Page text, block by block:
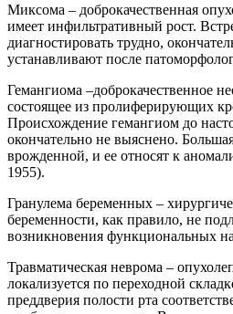
Миксома – доброкачественная
имеет инфильтративный рост.
диагностировать трудно,
устанавливают после
Гемангиома –доброкачественное
состоящее из пролиферирующих
Происхождение гемангиом до
окончательно не выяснено.
врожденной, и ее относят к
1955).
Гранулема беременных –
беременности, как правило, не
возникновения функциональных
Травматическая неврома –
локализуется по переходной
преддверия полости рта